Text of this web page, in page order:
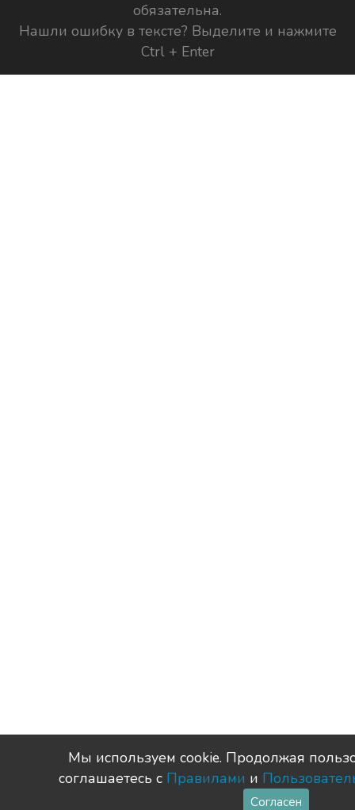
обязательна.
Нашли ошибку в тексте? Выделите и нажмите
Ctrl + Enter
Мы используем сookie. Продолжая
соглашаетесь с Правилами и
Согласен